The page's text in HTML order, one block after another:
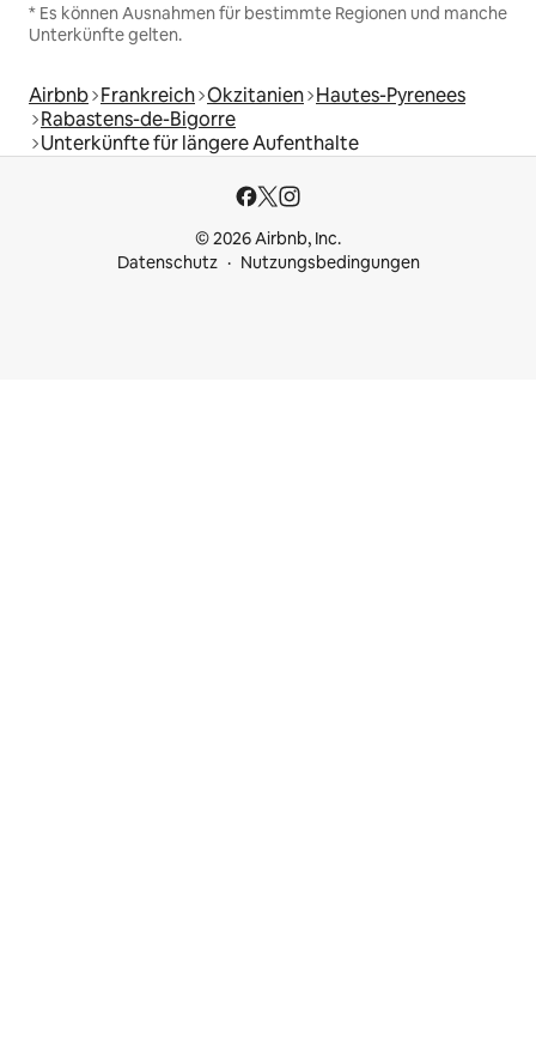
* Es können Ausnahmen für bestimmte Regionen und manche
Unterkünfte gelten.
Airbnb Frankreich Okzitanien Hautes-Pyrenees
Rabastens-de-Bigorre
Unterkünfte für längere Aufenthalte
© 2026 Airbnb, Inc.
Datenschutz
Nutzungsbedingungen